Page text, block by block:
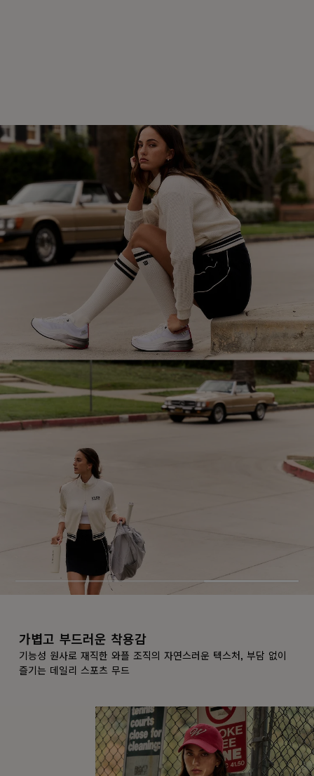
가볍고 부드러운 착용감
기능성 원사로 재직한 와플 조직의 자연스러운 텍스처, 부담 없이
즐기는 데일리 스포츠 무드